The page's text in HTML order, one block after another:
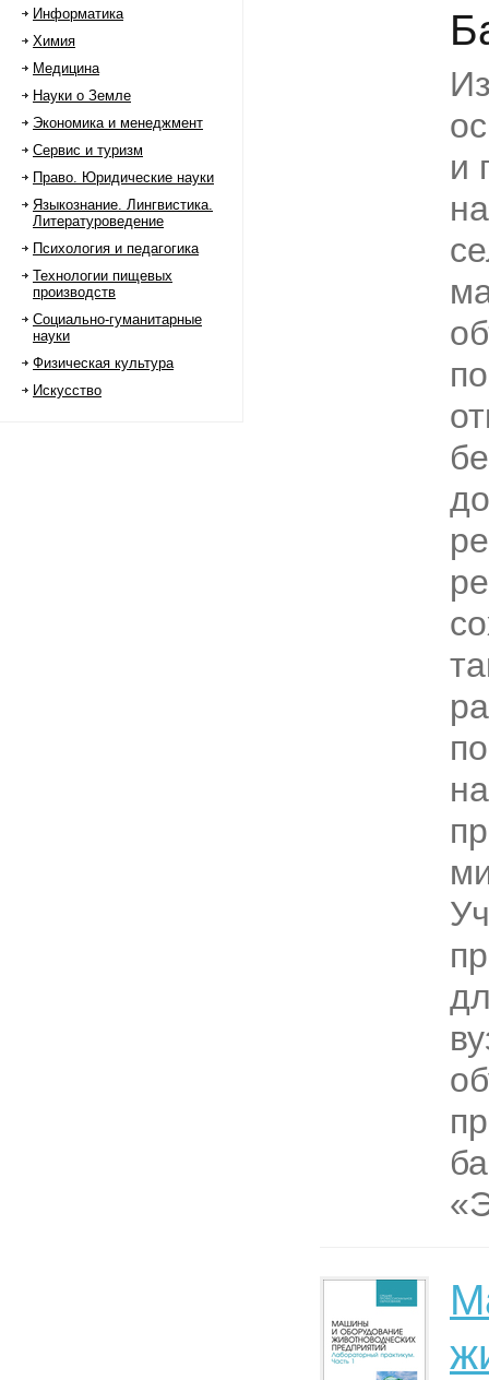
Информатика
Химия
Медицина
Науки о Земле
Экономика и менеджмент
Сервис и туризм
Право. Юридические науки
Языкознание. Лингвистика.
Литературоведение
Психология и педагогика
Технологии пищевых
производств
Социально-гуманитарные
науки
Физическая культура
Искусство
и